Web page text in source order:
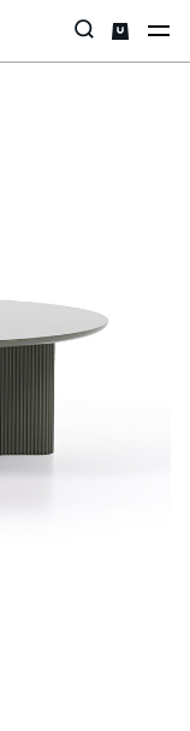
Журнальные